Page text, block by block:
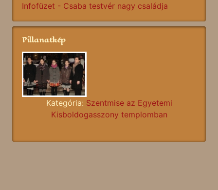
Infofüzet - Csaba testvér nagy családja
Pillanatkép
Kategória: Szentmise az Egyetemi
Kisboldogasszony templomban